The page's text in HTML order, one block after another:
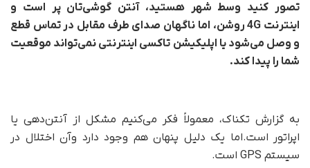
تصور کنید وسط شهر هستید، آنتن گوشی‌تان پر است و
اینترنت 4G روشن، اما ناگهان صدای طرف مقابل در تماس قطع
و وصل می‌شود یا اپلیکیشن تاکسی اینترنتی نمی‌تواند موقعیت
شما را پیدا کند.
به گزارش تکناک، معمولاً فکر می‌کنیم مشکل از آنتن‌دهی یا
اپراتور است.اما یک دلیل پنهان هم وجود دارد وآن اختلال در
سیستم GPS است.